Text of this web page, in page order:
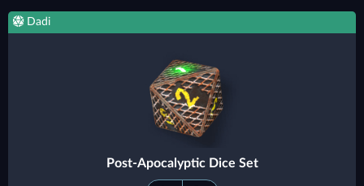
Dadi
Post-Apocalyptic Dice Set